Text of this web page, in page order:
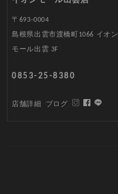
〒693-0004
島根県出雲市渡橋町1066 イオン
モール出雲 3F
0853-25-8380
店舗詳細 ブログ